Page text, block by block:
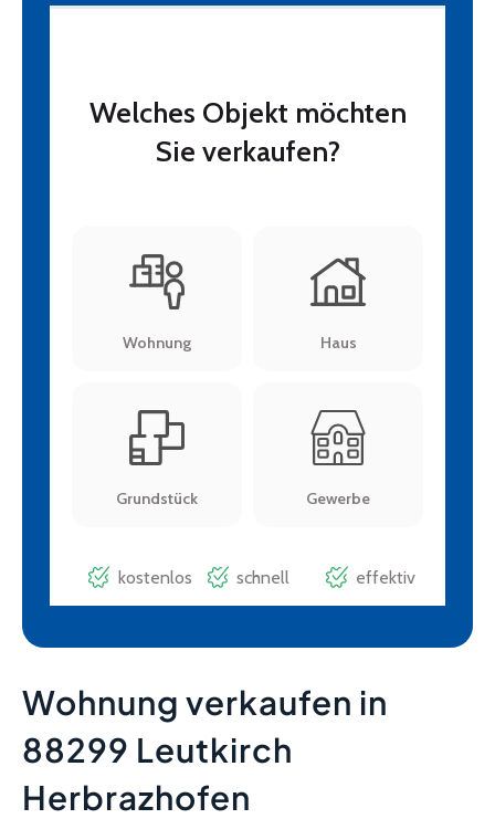
Wohnung verkaufen in
88299 Leutkirch
Herbrazhofen